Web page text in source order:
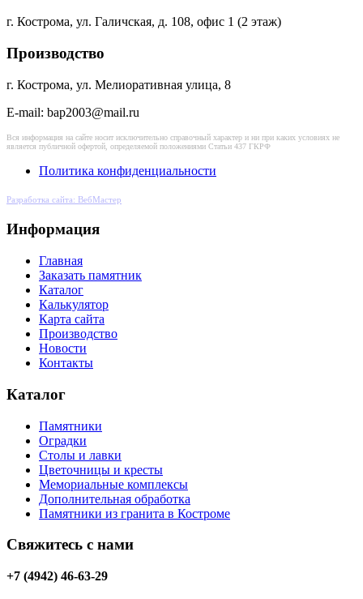
г. Кострома, ул. Галичская, д. 108, офис 1 (2 этаж)
Производство
г. Кострома, ул. Мелиоративная улица, 8
E-mail: bap2003@mail.ru
Вся информация на сайте носит исключительно справочный характер и ни при каких условиях не
является публичной офертой, определяемой положениями Статьи 437 ГКРФ
Политика конфиденциальности
Разработка сайта: ВебМастер
Информация
Главная
Заказать памятник
Каталог
Калькулятор
Карта сайта
Производство
Новости
Контакты
Каталог
Памятники
Оградки
Столы и лавки
Цветочницы и кресты
Мемориальные комплексы
Дополнительная обработка
Памятники из гранита в Костроме
Свяжитесь с нами
+7 (4942) 46-63-29